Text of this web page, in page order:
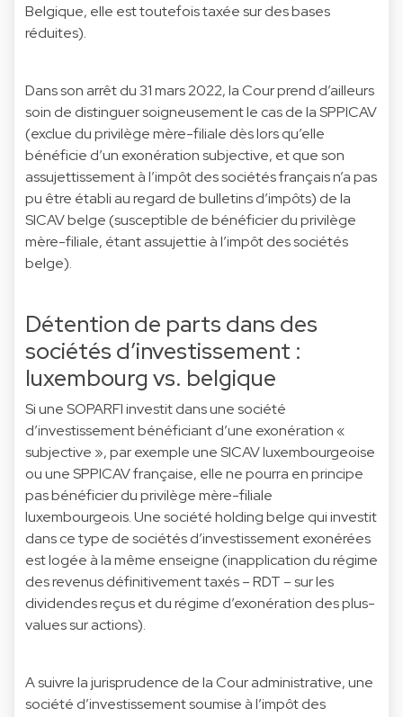
Belgique, elle est toutefois taxée sur des bases
réduites).
Dans son arrêt du 31 mars 2022, la Cour prend d’ailleurs
soin de distinguer soigneusement le cas de la SPPICAV
(exclue du privilège mère-filiale dès lors qu’elle
bénéficie d’un exonération subjective, et que son
assujettissement à l’impôt des sociétés français n’a pas
pu être établi au regard de bulletins d’impôts) de la
SICAV belge (susceptible de bénéficier du privilège
mère-filiale, étant assujettie à l’impôt des sociétés
belge).
Détention de parts dans des
sociétés d’investissement :
luxembourg vs. belgique
Si une SOPARFI investit dans une société
d’investissement bénéficiant d’une exonération «
subjective », par exemple une SICAV luxembourgeoise
ou une SPPICAV française, elle ne pourra en principe
pas bénéficier du privilège mère-filiale
luxembourgeois. Une société holding belge qui investit
dans ce type de sociétés d’investissement exonérées
est logée à la même enseigne (inapplication du régime
des revenus définitivement taxés – RDT – sur les
dividendes reçus et du régime d’exonération des plus-
values sur actions).
A suivre la jurisprudence de la Cour administrative, une
société d’investissement soumise à l’impôt des